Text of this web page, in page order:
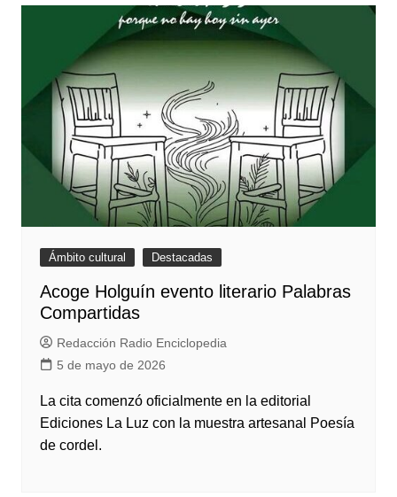
Ámbito cultural Destacadas
Acoge Holguín evento literario Palabras
Compartidas
Redacción Radio Enciclopedia
5 de mayo de 2026
La cita comenzó oficialmente en la editorial
Ediciones La Luz con la muestra artesanal Poesía
de cordel.